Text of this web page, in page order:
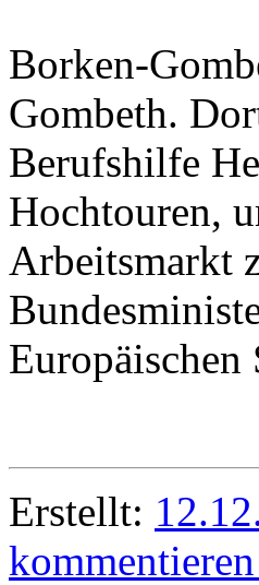
Borken-
Gombeth.
Berufshilfe
Hochtouren,
Arbeitsmarkt
Erstellt: